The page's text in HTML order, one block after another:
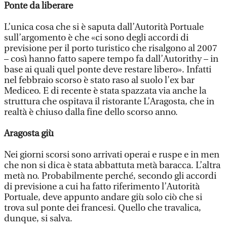
Ponte da liberare
L’unica cosa che si è saputa dall’Autorità Portuale
sull’argomento è che «ci sono degli accordi di
previsione per il porto turistico che risalgono al 2007
– così hanno fatto sapere tempo fa dall’Autorithy – in
base ai quali quel ponte deve restare libero». Infatti
nel febbraio scorso è stato raso al suolo l’ex bar
Mediceo. E di recente è stata spazzata via anche la
struttura che ospitava il ristorante L’Aragosta, che in
realtà è chiuso dalla fine dello scorso anno.
Aragosta giù
Nei giorni scorsi sono arrivati operai e ruspe e in men
che non si dica è stata abbattuta metà baracca. L’altra
metà no. Probabilmente perché, secondo gli accordi
di previsione a cui ha fatto riferimento l’Autorità
Portuale, deve appunto andare giù solo ciò che si
trova sul ponte dei francesi. Quello che travalica,
dunque, si salva.